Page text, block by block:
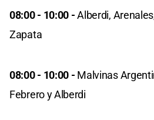
08:00 - 10:00 -Alberdi,
Zapata
08:00 - 10:00 - Malvinas
Febrero y Alberdi